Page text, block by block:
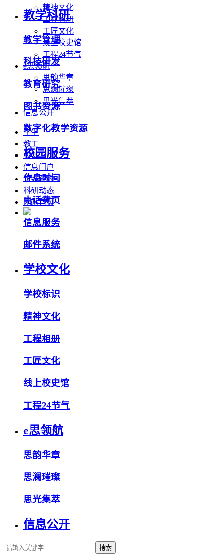
精神文化
工程相册
工匠文化
线上校史馆
工程24节气
e思领航
思韵华章
思澜璀璨
思光集萃
信息公开
学生
教工
校友
信息门户
访客预约
科研动态
网站首页
教学科研
教学管理
科技研发
教育研究
图书资源
数字化教学资源
校园服务
作息时间
电话黄页
信息服务
邮件系统
学校文化
学校标识
精神文化
工程相册
工匠文化
线上校史馆
工程24节气
e思领航
思韵华章
思澜璀璨
思光集萃
信息公开
搜索